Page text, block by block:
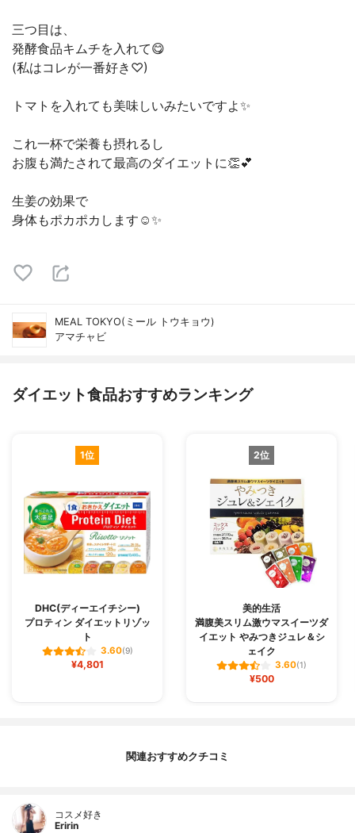
三つ目は、
発酵食品キムチを入れて😋
(私はコレが一番好き♡)
トマトを入れても美味しいみたいですよ✨
これ一杯で栄養も摂れるし
お腹も満たされて最高のダイエットに👏💕
生姜の効果で
身体もポカポカします☺️✨
MEAL TOKYO(ミール トウキョウ)
アマチャビ
ダイエット食品おすすめランキング
1位
DHC(ディーエイチシー)
プロティン ダイエットリゾッ
ト
3.60(9)
¥4,801
2位
美的生活
満腹美スリム激ウマスイーツダ
イエット やみつきジュレ＆シ
ェイク
3.60(1)
¥500
関連おすすめクチコミ
コスメ好き
Eririn